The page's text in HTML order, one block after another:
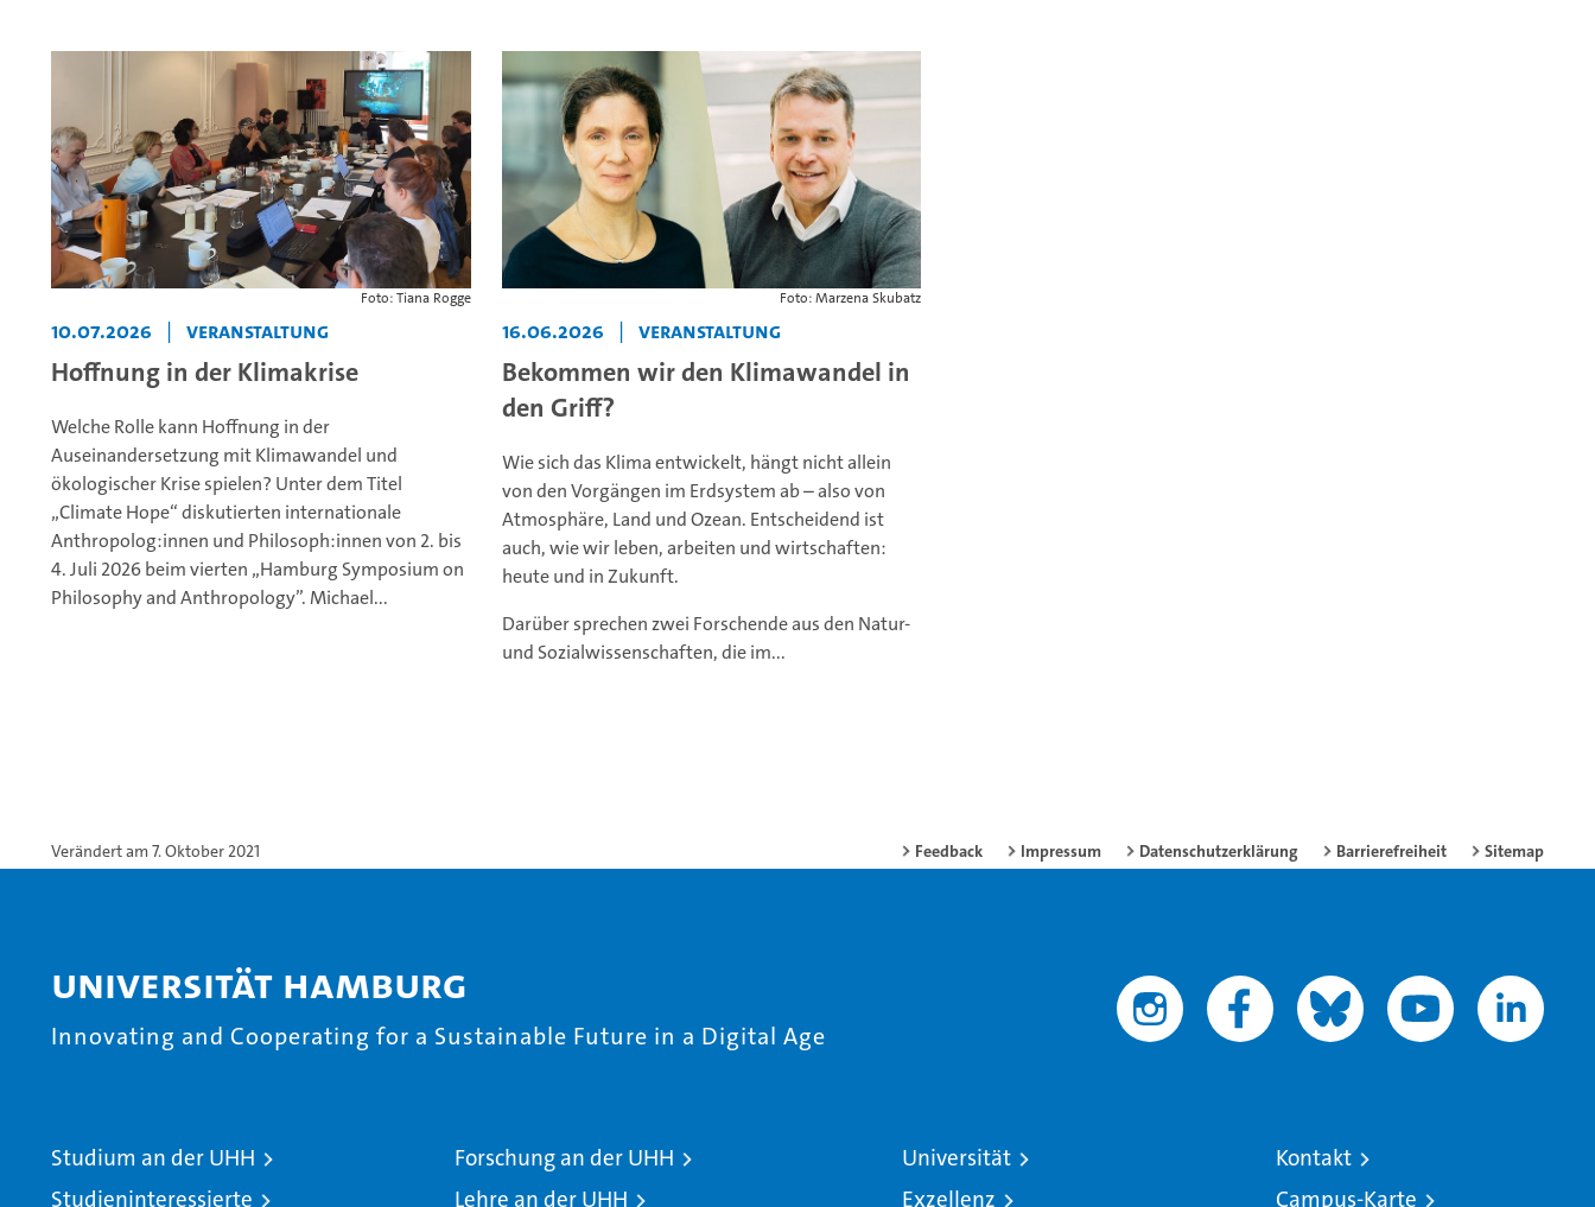
Foto: Tiana Rogge
10.07.2026 | Veranstaltung
Hoffnung in der Klimakrise
Welche Rolle kann Hoffnung in der
Auseinandersetzung mit Klimawandel und
ökologischer Krise spielen? Unter dem Titel
„Climate Hope“ diskutierten internationale
Anthropolog:innen und Philosoph:innen von 2. bis
4. Juli 2026 beim vierten „Hamburg Symposium on
Philosophy and Anthropology”. Michael...
Foto: Marzena Skubatz
16.06.2026 | Veranstaltung
Bekommen wir den Klimawandel in
den Griff?
Wie sich das Klima entwickelt, hängt nicht allein
von den Vorgängen im Erdsystem ab – also von
Atmosphäre, Land und Ozean. Entscheidend ist
auch, wie wir leben, arbeiten und wirtschaften:
heute und in Zukunft.
Darüber sprechen zwei Forschende aus den Natur-
und Sozialwissenschaften, die im...
Verändert am 7. Oktober 2021 Feedback Impressum Datenschutzerklärung Barrierefreiheit Sitemap
Universität Hamburg
Innovating and Cooperating for a Sustainable Future in a Digital Age
Studium an der UHH
Studieninteressierte
Forschung an der UHH
Lehre an der UHH
Universität
Exzellenz
Kontakt
Campus-Karte